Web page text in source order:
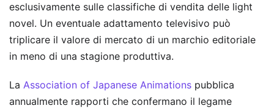
esclusivamente sulle classifiche di vendita delle light
novel. Un eventuale adattamento televisivo può
triplicare il valore di mercato di un marchio editoriale
in meno di una stagione produttiva.
La Association of Japanese Animations pubblica
annualmente rapporti che confermano il legame